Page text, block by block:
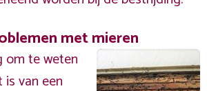
met mieren
om te weten
van een